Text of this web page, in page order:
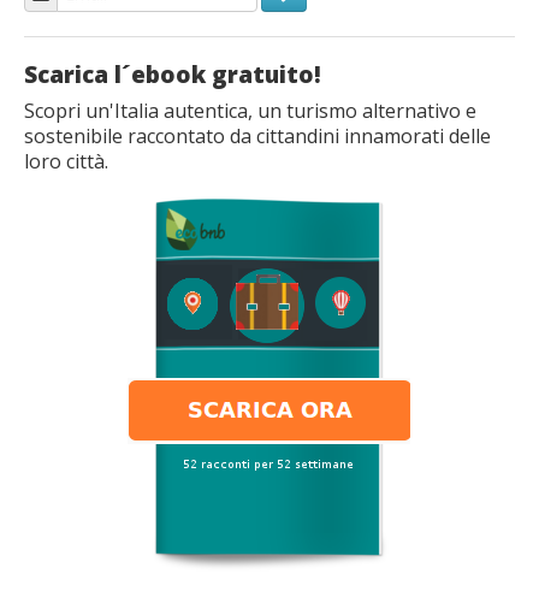
Scarica l´ebook gratuito!
Scopri un'Italia autentica, un turismo alternativo e
sostenibile raccontato da cittandini innamorati delle
loro città.